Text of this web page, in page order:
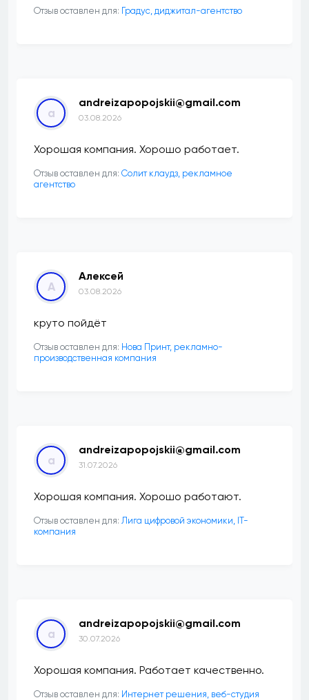
Отзыв оставлен для: ​Градус, диджитал-агентство
a
andreizapopojskii@gmail.com
03.08.2026
Хорошая компания. Хорошо работает.
Отзыв оставлен для: Солит клаудз, рекламное
агентство
А
Алексей
03.08.2026
круто пойдёт
Отзыв оставлен для: Нова Принт, рекламно-
производственная компания
a
andreizapopojskii@gmail.com
31.07.2026
Хорошая компания. Хорошо работают.
Отзыв оставлен для: Лига цифровой экономики, IT-
компания
a
andreizapopojskii@gmail.com
30.07.2026
Хорошая компания. Работает качественно.
Отзыв оставлен для: Интернет решения, веб-студия